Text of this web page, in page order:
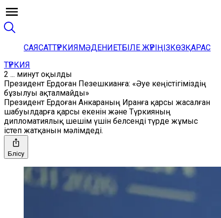
САЯСАТТҮРКИЯМӘДЕНИЕТБІЛЕ ЖҮРІҢІЗКӨЗҚАРАС
ТҮРКИЯ
2 ... минут оқылды
Президент Ердоған Пезешкианға: «Әуе кеңістігіміздің
бұзылуы ақталмайды»
Президент Ердоған Анкараның Иранға қарсы жасалған
шабуылдарға қарсы екенін және Түркияның
дипломатиялық шешім үшін белсенді түрде жұмыс
істеп жатқанын мәлімдеді.
Бөлісу